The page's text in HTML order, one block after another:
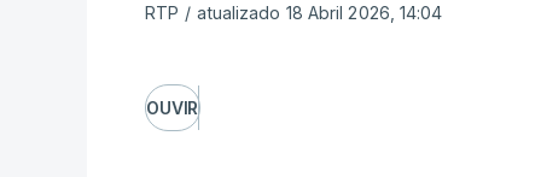
RTP / atualizado 18 Abril 2026, 14:04
OUVIR